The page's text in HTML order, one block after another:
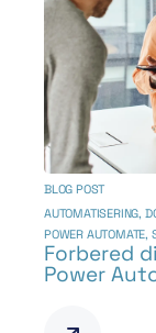
BLOG POST
AUTOMATISERING,
POWER AUTOMATE,
Forbered
Power